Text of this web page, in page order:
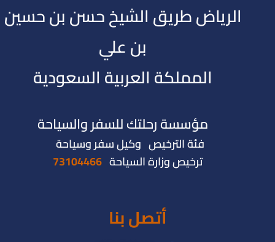
الرياض طريق الشيخ حسن بن حسين
بن علي
المملكة العربية السعودية
مؤسسة رحلتك للسفر والسياحة
فئة الترخيص وكيل سفر وسياحة
ترخيص وزارة السياحة 73104466
أتصل بنا